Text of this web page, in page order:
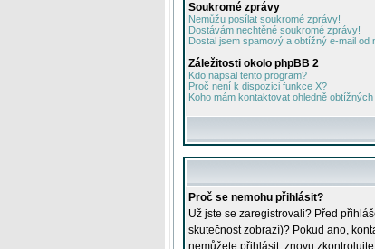
Soukromé zprávy
Nemůžu posílat soukromé zprávy!
Dostávám nechtěné soukromé zprávy!
Dostal jsem spamový a obtížný e-mail od
Záležitosti okolo phpBB 2
Kdo napsal tento program?
Proč není k dispozici funkce X?
Koho mám kontaktovat ohledně
Proč se nemohu přihlásit?
Už jste se zaregistrovali? Před
skutečnost zobrazí)? Pokud ano,
nemůžete přihlásit, znovu